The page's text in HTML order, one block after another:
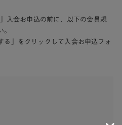
入会お申込の前に、以下の会員規
。
る」をクリックして入会お申込フォ